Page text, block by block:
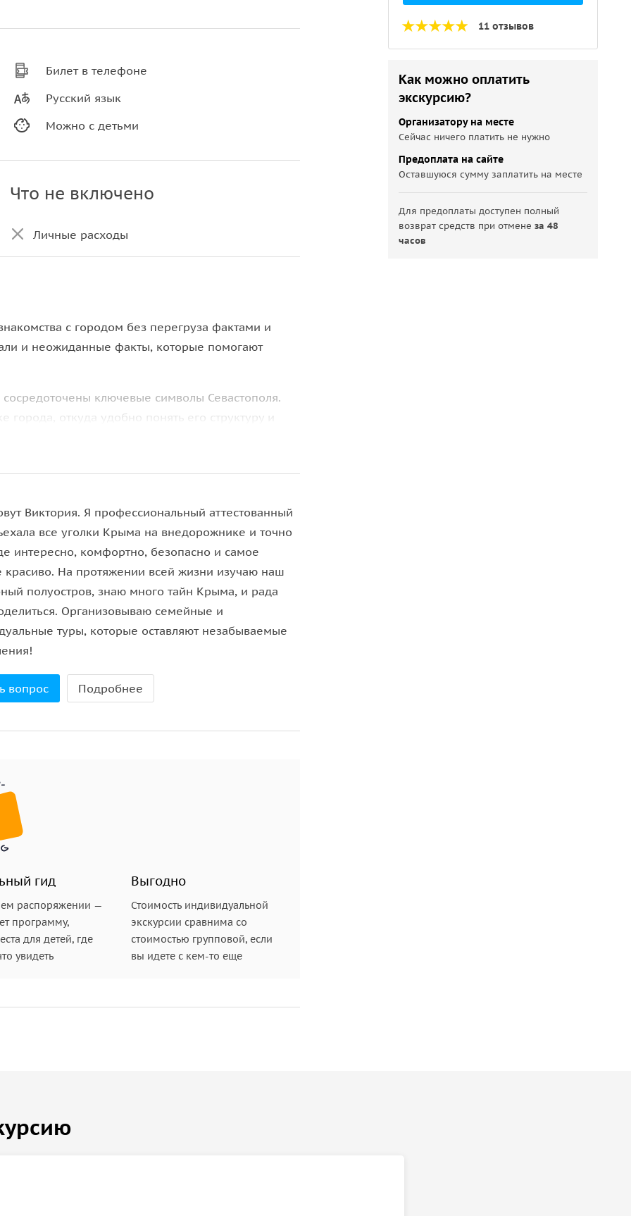
Билет в телефоне
Русский язык
Можно с детьми
Что не включено
Личные расходы
с городом без перегруза фактами и
и неожиданные факты, которые помогают
ключевые символы Севастополя.
города, откуда удобно понять его структуру и
и о том, почему его памятник расположен
памятник затопленным кораблям — один из
точка разговора о Крымской войне.
иМатросскому бульвару, где история
узнаете, каким был Севастополь в XIX веке,
городские легенды сохранились до наших дней.
Ленина, где находится памятник Екатерине II и
так, чтобы за одну прогулку вы увидели
о городе.
и для тех, кто хочет увидеть его
Виктория. Я профессиональный аттестованный
все уголки Крыма на внедорожнике и точно
интересно, комфортно, безопасно и самое
красиво. На протяжении всей жизни изучаю наш
полуостров, знаю много тайн Крыма, и рада
Организовываю семейные и
туры, которые оставляют незабываемые
вопрос Подробнее
гид
распоряжении —
программу,
для детей, где
увидеть
Выгодно
Стоимость индивидуальной
экскурсии сравнима со
стоимостью групповой, если
вы идете с кем-то еще
11 отзывов
Как можно оплатить
экскурсию?
Организатору на месте
Сейчас ничего платить не нужно
Предоплата на сайте
Оставшуюся сумму заплатить на месте
Для предоплаты доступен полный
возврат средств при отменеза 48
часов